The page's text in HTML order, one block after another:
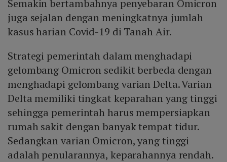
Semakin bertambahnya penyebaran Omicron
juga sejalan dengan meningkatnya jumlah
kasus harian Covid-19 di Tanah Air.
Strategi pemerintah dalam menghadapi
gelombang Omicron sedikit berbeda dengan
menghadapi gelombang varian Delta. Varian
Delta memiliki tingkat keparahan yang tinggi
sehingga pemerintah harus mempersiapkan
rumah sakit dengan banyak tempat tidur.
Sedangkan varian Omicron, yang tinggi
adalah penularannya, keparahannya rendah.